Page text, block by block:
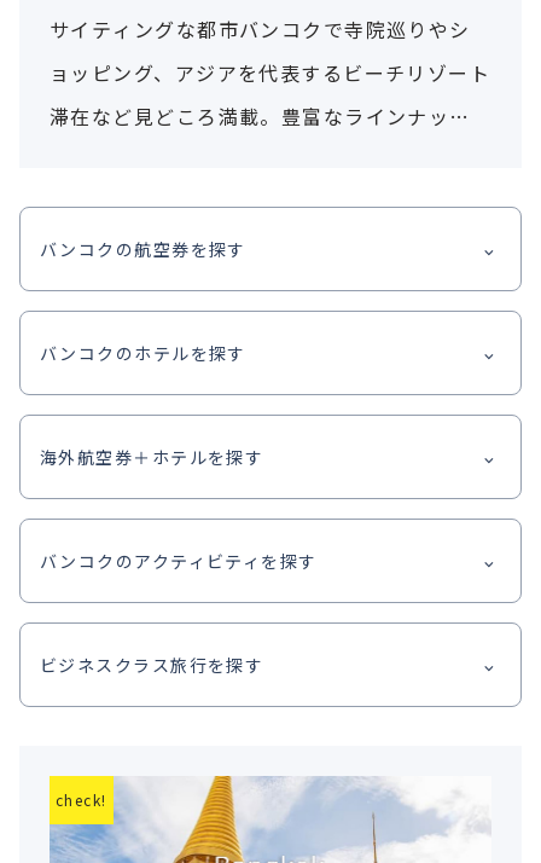
サイティングな都市バンコクで寺院巡りやシ
ョッピング、アジアを代表するビーチリゾート
滞在など見どころ満載。豊富なラインナップ
バンコクの航空券を探す
バンコクのホテルを探す
海外航空券＋ホテルを探す
バンコクのアクティビティを探す
ビジネスクラス旅行を探す